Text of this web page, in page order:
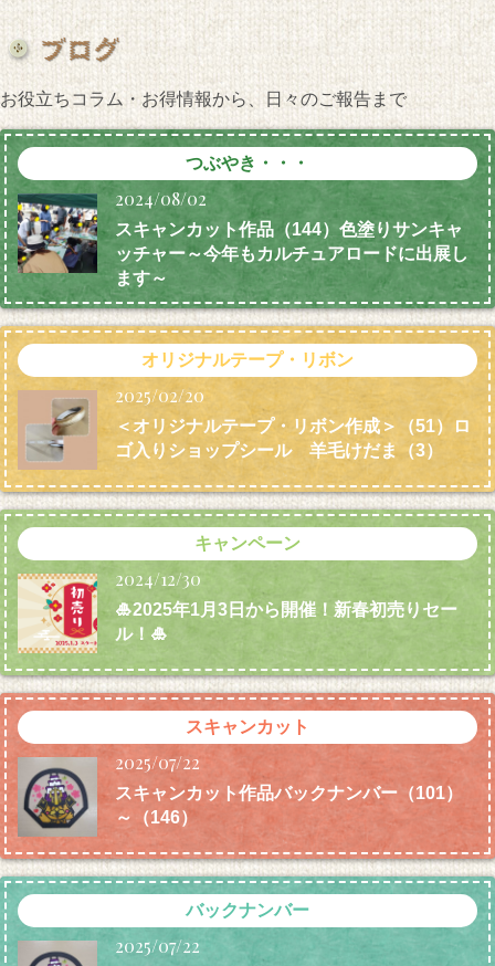
お役立ちコラム・お得情報から、日々のご報告まで
つぶやき・・・
2024/08/02
スキャンカット作品（144）色塗りサンキャ
ッチャー～今年もカルチュアロードに出展し
ます～
オリジナルテープ・リボン
2025/02/20
＜オリジナルテープ・リボン作成＞（51）ロ
ゴ入りショップシール 羊毛けだま （3）
キャンペーン
2024/12/30
🎍2025年1月3日から開催！新春初売りセー
ル！🎍
スキャンカット
2025/07/22
スキャンカット作品バックナンバー（101）
～（146）
バックナンバー
2025/07/22